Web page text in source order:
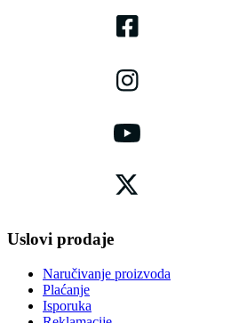
Uslovi prodaje
Naručivanje proizvoda
Plaćanje
Isporuka